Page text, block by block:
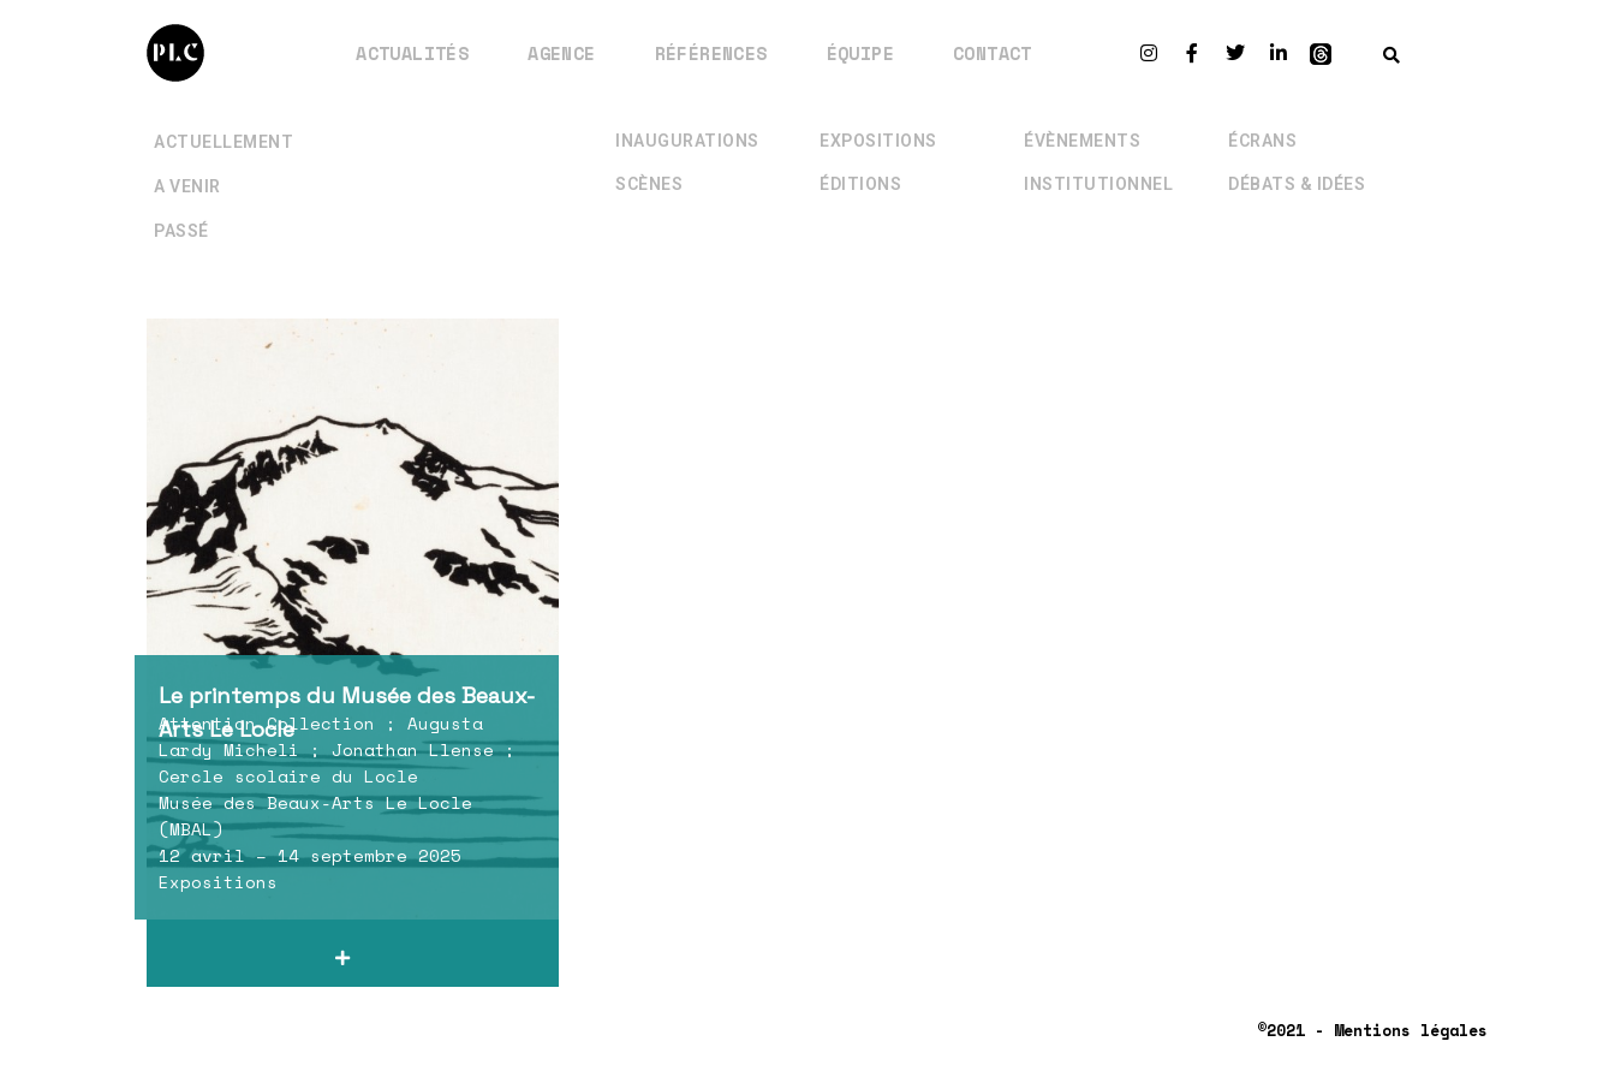
ACTUALITÉS AGENCE RÉFÉRENCES ÉQUIPE CONTACT
ACTUELLEMENT
A VENIR
PASSÉ
INAUGURATIONS EXPOSITIONS ÉVÈNEMENTS ÉCRANS
SCÈNES ÉDITIONS INSTITUTIONNEL DÉBATS & IDÉES
Le printemps du Musée des Beaux-
Arts Le Locle
Attention Collection ; Augusta
Lardy Micheli ; Jonathan Llense ;
Cercle scolaire du Locle
Musée des Beaux-Arts Le Locle
(MBAL)
12 avril – 14 septembre 2025
Expositions
©2021 - Mentions légales